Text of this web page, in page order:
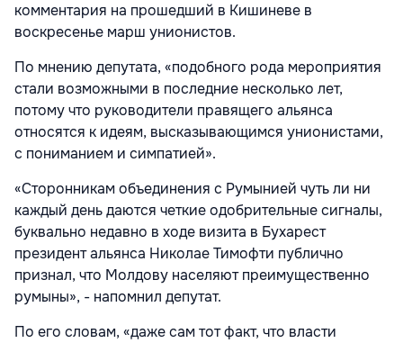
комментария на прошедший в Кишиневе в
воскресенье марш унионистов.
По мнению депутата, «подобного рода мероприятия
стали возможными в последние несколько лет,
потому что руководители правящего альянса
относятся к идеям, высказывающимся унионистами,
с пониманием и симпатией».
«Сторонникам объединения с Румынией чуть ли ни
каждый день даются четкие одобрительные сигналы,
буквально недавно в ходе визита в Бухарест
президент альянса Николае Тимофти публично
признал, что Молдову населяют преимущественно
румыны», - напомнил депутат.
По его словам, «даже сам тот факт, что власти